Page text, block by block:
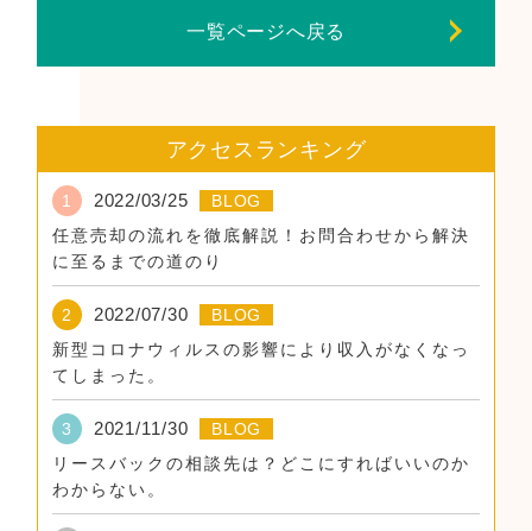
一覧ページへ戻る
アクセスランキング
1 2022/03/25
BLOG
任意売却の流れを徹底解説！お問合わせから解決
に至るまでの道のり
2 2022/07/30
BLOG
新型コロナウィルスの影響により収入がなくなっ
てしまった。
3 2021/11/30
BLOG
リースバックの相談先は？どこにすればいいのか
わからない。